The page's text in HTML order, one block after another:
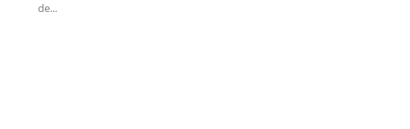
de...